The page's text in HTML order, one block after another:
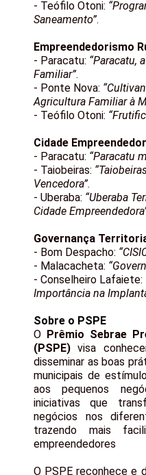
- Teófilo Otoni:
Saneamento”.
Empreendedorismo
- Paracatu: “Paracatu,
Familiar”.
- Ponte Nova:
Agricultura Familiar à
- Teófilo Otoni:
Cidade
- Paracatu: “Paracatu
- Taiobeiras:
Vencedora”.
- Uberaba: “Uberaba
Cidade
Governança
- Bom Despacho:
- Malacacheta:
- Conselheiro Lafaiete:
Importância na
Sobre o PSPE
O Prêmio Sebrae
(PSPE) visa
disseminar as boas
municipais de
aos pequenos
iniciativas que
negócios nos
trazendo mais
empreendedores
O PSPE reconhece e